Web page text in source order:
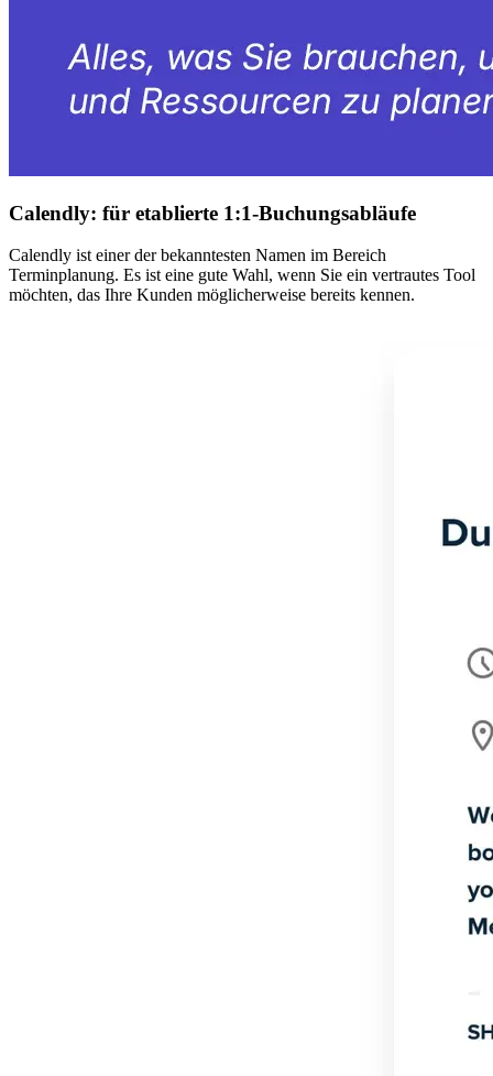
Calendly: für etablierte 1:1-Buchungsabläufe
Calendly ist einer der bekanntesten Namen im Bereich
Terminplanung. Es ist eine gute Wahl, wenn Sie ein vertrautes Tool
möchten, das Ihre Kunden möglicherweise bereits kennen.